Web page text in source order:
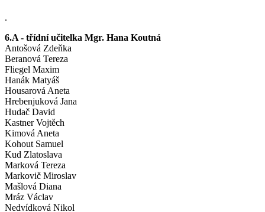
.
6.A - třídní učitelka Mgr. Hana Koutná
Antošová Zdeňka
Beranová Tereza
Fliegel Maxim
Hanák Matyáš
Housarová Aneta
Hrebenjuková Jana
Hudač David
Kastner Vojtěch
Kimová Aneta
Kohout Samuel
Kud Zlatoslava
Marková Tereza
Markovič Miroslav
Mašlová Diana
Mráz Václav
Nedvídková Nikol